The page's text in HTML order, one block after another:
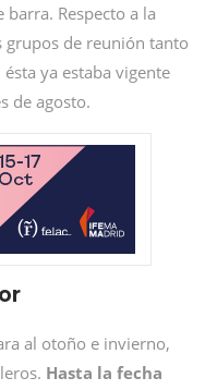
Respecto a la
de reunión tanto
ya estaba vigente
de agosto.
al otoño e invierno,
Hasta la fecha